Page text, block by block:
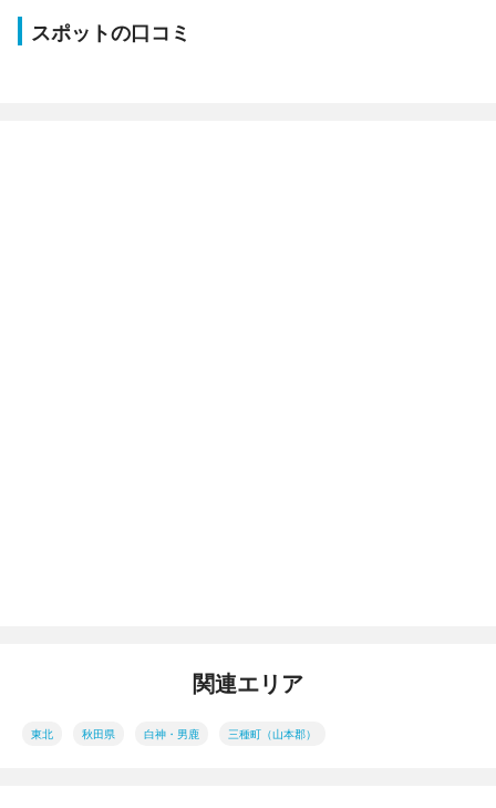
スポットの口コミ
関連エリア
東北 秋田県 白神・男鹿 三種町（山本郡）